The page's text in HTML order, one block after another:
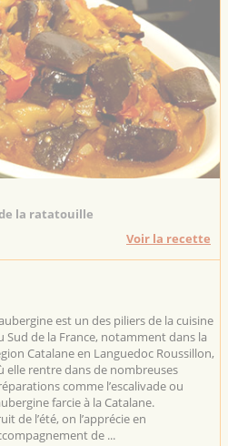
la ratatouille
Voir la recette
est un des piliers de la cuisine
Sud de la France, notamment dans la
Catalane en Languedoc Roussillon,
elle rentre dans de nombreuses
comme l’escalivade ou
farcie à la Catalane.
de l’été, on l’apprécie en
de ...